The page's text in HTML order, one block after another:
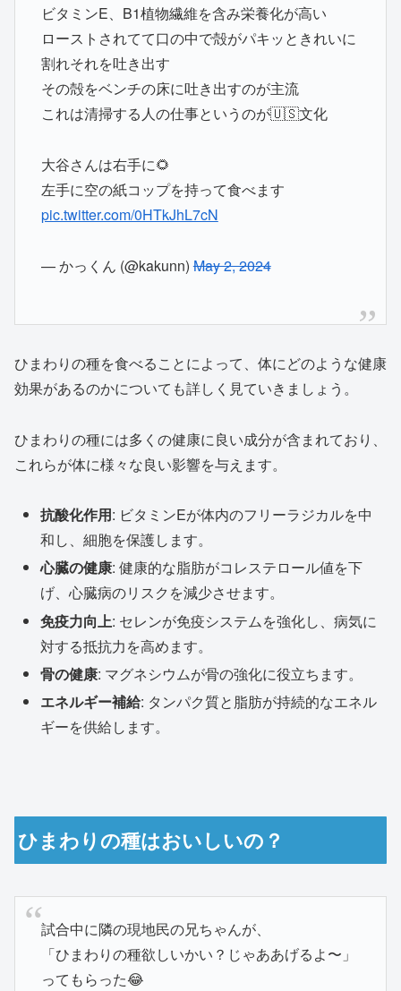
ビタミンE、B1植物繊維を含み栄養化が高い
ローストされてて口の中で殻がパキッときれいに
割れそれを吐き出す
その殻をベンチの床に吐き出すのが主流
これは清掃する人の仕事というのが🇺🇸文化
大谷さんは右手に🌻
左手に空の紙コップを持って食べます
pic.twitter.com/0HTkJhL7cN
— かっくん (@kakunn)May 2, 2024
ひまわりの種を食べることによって、体にどのような健康
効果があるのかについても詳しく見ていきましょう。
ひまわりの種には多くの健康に良い成分が含まれており、
これらが体に様々な良い影響を与えます。
抗酸化作用: ビタミンEが体内のフリーラジカルを中
和し、細胞を保護します。
心臓の健康: 健康的な脂肪がコレステロール値を下
げ、心臓病のリスクを減少させます。
免疫力向上: セレンが免疫システムを強化し、病気に
対する抵抗力を高めます。
骨の健康: マグネシウムが骨の強化に役立ちます。
エネルギー補給: タンパク質と脂肪が持続的なエネル
ギーを供給します。
ひまわりの種はおいしいの？
試合中に隣の現地民の兄ちゃんが、
「ひまわりの種欲しいかい？じゃああげるよ〜」
ってもらった😂